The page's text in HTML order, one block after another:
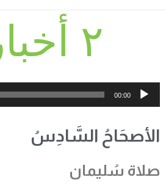
٢ أخبار ٦
مشغل
00:00
الأصحَاحُ السَّادِسُ
صلاة سُليمان